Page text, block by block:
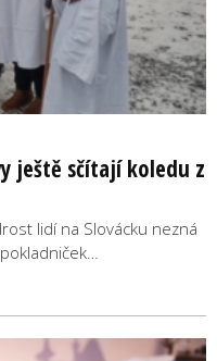
ještě sčítají koledu z
lidí na Slovácku nezná